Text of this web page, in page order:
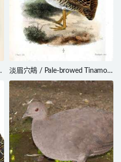
淡眉穴䳍 / Pale-browed Tinamou
/ Crypturellus transfasciatus